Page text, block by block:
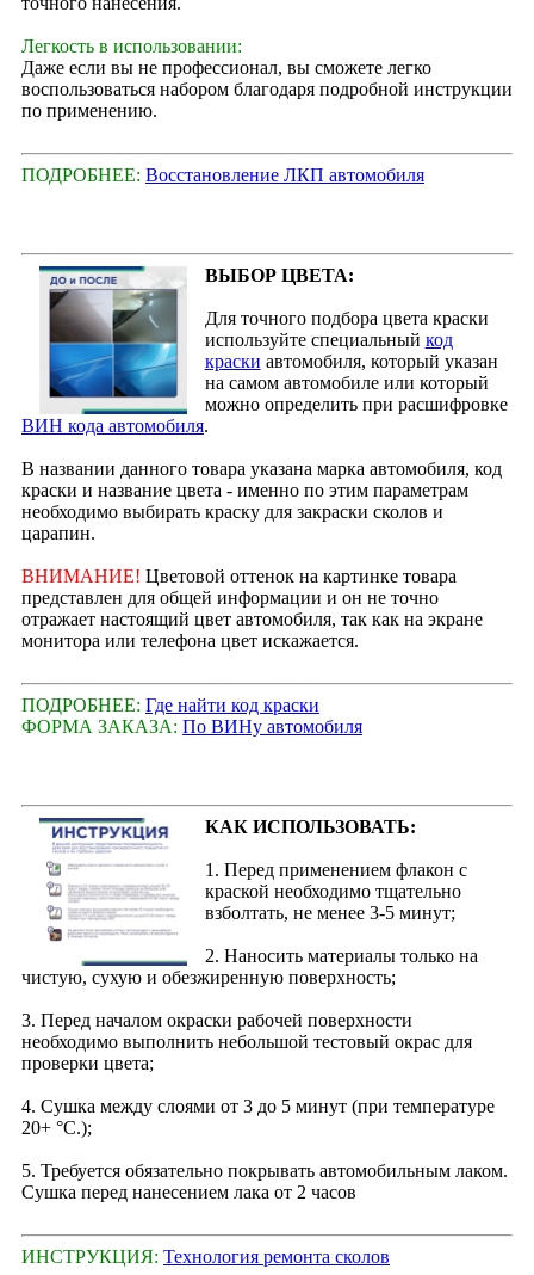
Легкость в использовании:
Даже если вы не профессионал, вы сможете легко
воспользоваться набором благодаря подробной инструкции
по применению.
ПОДРОБНЕЕ: Восстановление ЛКП автомобиля
ВЫБОР ЦВЕТА:
Для точного подбора цвета краски
используйте специальный код
краски автомобиля, который указан
на самом автомобиле или который
можно определить при расшифровке
ВИН кода автомобиля.
В названии данного товара указана марка автомобиля, код
краски и название цвета - именно по этим параметрам
необходимо выбирать краску для закраски сколов и
царапин.
ВНИМАНИЕ! Цветовой оттенок на картинке товара
представлен для общей информации и он не точно
отражает настоящий цвет автомобиля, так как на экране
монитора или телефона цвет искажается.
ПОДРОБНЕЕ: Где найти код краски
ФОРМА ЗАКАЗА: По ВИНу автомобиля
КАК ИСПОЛЬЗОВАТЬ:
1. Перед применением флакон с
краской необходимо тщательно
взболтать, не менее 3-5 минут;
2. Наносить материалы только на
чистую, сухую и обезжиренную поверхность;
3. Перед началом окраски рабочей поверхности
необходимо выполнить небольшой тестовый окрас для
проверки цвета;
4. Сушка между слоями от 3 до 5 минут (при температуре
20+ °С.);
5. Требуется обязательно покрывать автомобильным лаком.
Сушка перед нанесением лака от 2 часов
ИНСТРУКЦИЯ: Технология ремонта сколов